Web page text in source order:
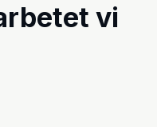
vi